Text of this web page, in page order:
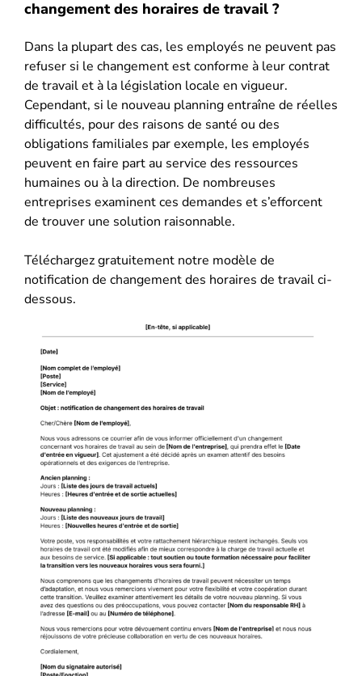
changement des horaires de travail ?
Dans la plupart des cas, les employés ne peuvent pas
refuser si le changement est conforme à leur contrat
de travail et à la législation locale en vigueur.
Cependant, si le nouveau planning entraîne de réelles
difficultés, pour des raisons de santé ou des
obligations familiales par exemple, les employés
peuvent en faire part au service des ressources
humaines ou à la direction. De nombreuses
entreprises examinent ces demandes et s’efforcent
de trouver une solution raisonnable.
Téléchargez gratuitement notre modèle de
notification de changement des horaires de travail ci-
dessous.